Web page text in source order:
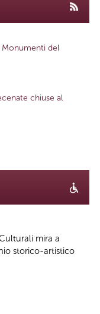
Monumenti del
chiuse al
mira a
storico-artistico